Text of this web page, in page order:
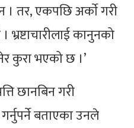
। तर, एकपछि अर्काे गरी
कानुनको
कुरा भएको छ ।’
छानबिन गरी
बताएका उनले